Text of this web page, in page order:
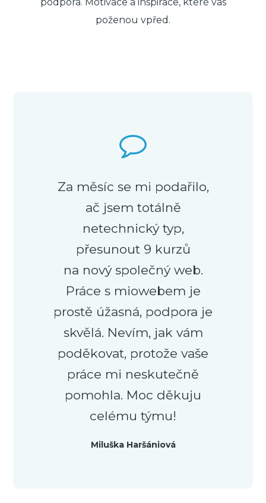
poženou vpřed.
Za měsíc se mi podařilo,
ač jsem totálně
netechnický typ,
přesunout 9 kurzů
na nový společný web.
Práce s miowebem je
prostě úžasná, podpora je
skvělá. Nevím, jak vám
poděkovat, protože vaše
práce mi neskutečně
pomohla. Moc děkuju
celému týmu!
Miluška Haršániová